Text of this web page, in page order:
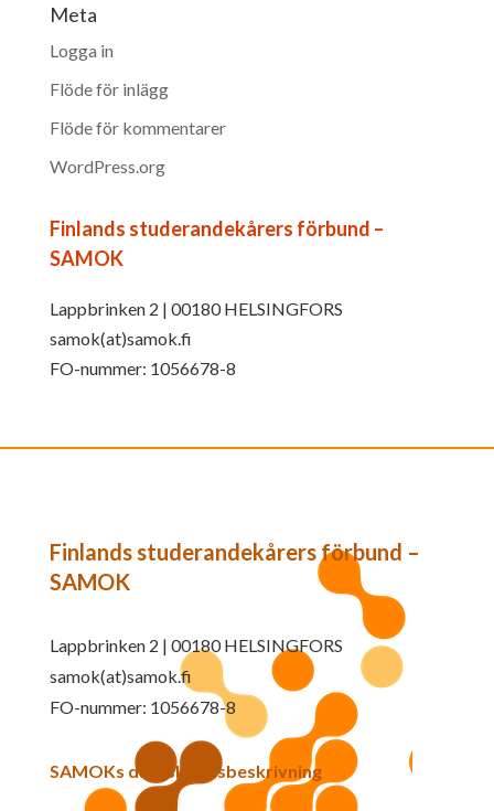
Meta
Logga in
Flöde för inlägg
Flöde för kommentarer
WordPress.org
Finlands studerandekårers förbund –
SAMOK
Lappbrinken 2 | 00180 HELSINGFORS
samok(at)samok.fi
FO-nummer: 1056678-8
Finlands studerandekårers förbund –
SAMOK
Lappbrinken 2 | 00180 HELSINGFORS
samok(at)samok.fi
FO-nummer: 1056678-8
SAMOKs dataskyddsbeskrivning